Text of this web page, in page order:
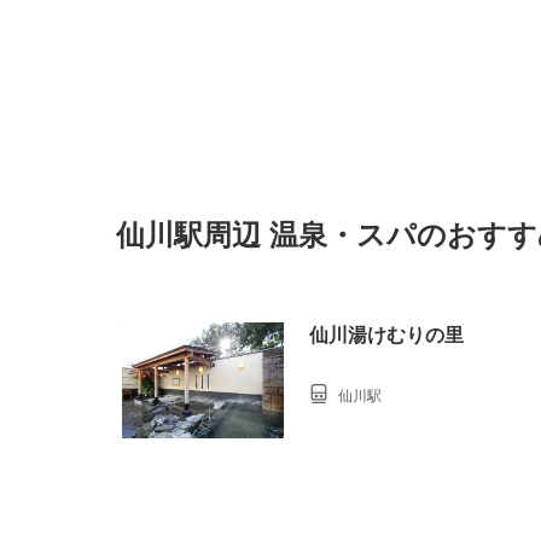
仙川駅周辺 温泉・スパのおす
仙川湯けむりの里
仙川駅